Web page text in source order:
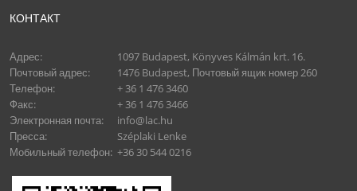
КОНТАКТ
Адрес:
1097 Budapest, Könyves Kálmán krt. 16.
Почтовый адрес:
1476 Budapest, Почтовый ящик номер 260
Телефон:
+ 36 1 476 3460
Факс:
+ 36 1 476 3466
Электронная почта:
info@lac.hu
Пресса:
Széplaki Lenke
Мобильный телефон: +36 30 544 0216